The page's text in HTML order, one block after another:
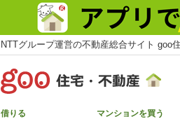
NTTグループ運営の不動産総合サイト goo
借りる マンションを買う